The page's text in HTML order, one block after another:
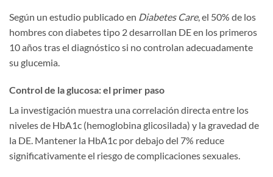
Según un estudio publicado en Diabetes Care, el 50% de los
hombres con diabetes tipo 2 desarrollan DE en los primeros
10 años tras el diagnóstico si no controlan adecuadamente
su glucemia.
Control de la glucosa: el primer paso
La investigación muestra una correlación directa entre los
niveles de HbA1c (hemoglobina glicosilada) y la gravedad de
la DE. Mantener la HbA1c por debajo del 7% reduce
significativamente el riesgo de complicaciones sexuales.